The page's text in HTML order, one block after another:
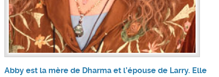
Abby est la mère de Dharma et l’épouse de Larry. Elle